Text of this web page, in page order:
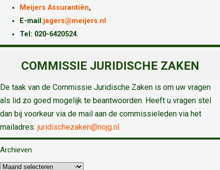
Meijers Assurantiën,
E-mail:jagers@meijers.nl
Tel: 020-6420524.
COMMISSIE JURIDISCHE ZAKEN
De taak van de Commissie Juridische Zaken is om uw vragen
als lid zo goed mogelijk te beantwoorden. Heeft u vragen stel
dan bij voorkeur via de mail aan de commissieleden via het
mailadres: juridischezaken@nojg.nl.
Archieven